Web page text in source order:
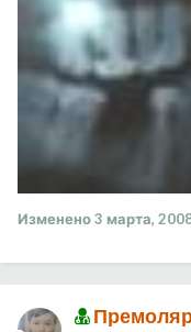
Изменено3 марта,